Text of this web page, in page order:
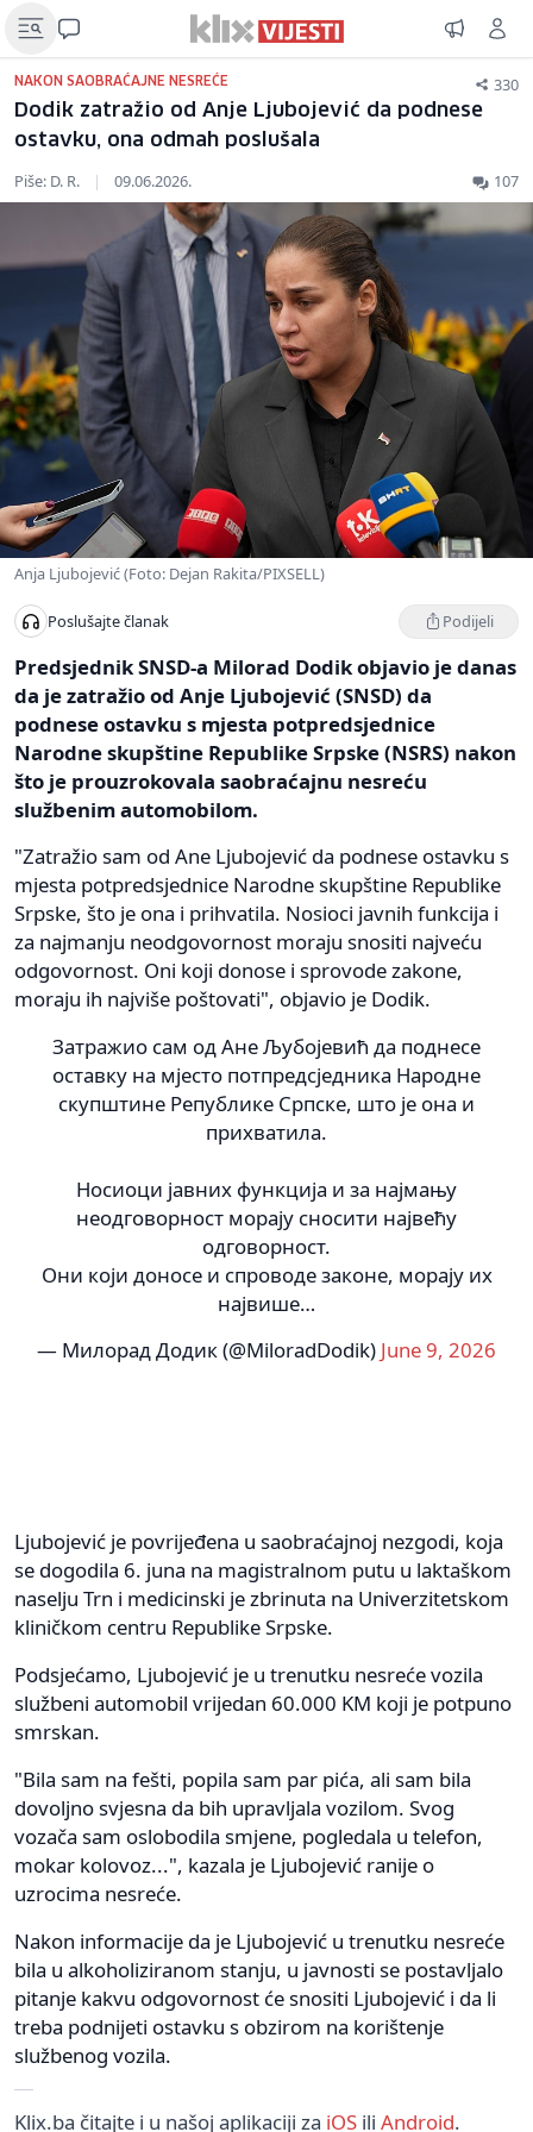
NAKON SAOBRAĆAJNE NESREĆE 330
Dodik zatražio od Anje Ljubojević da podnese
ostavku, ona odmah poslušala
Piše: D. R. | 09.06.2026. 107
Anja Ljubojević (Foto: Dejan Rakita/PIXSELL)
Poslušajte članak Podijeli
Predsjednik SNSD-a Milorad Dodik objavio je danas
da je zatražio od Anje Ljubojević (SNSD) da
podnese ostavku s mjesta potpredsjednice
Narodne skupštine Republike Srpske (NSRS) nakon
što je prouzrokovala saobraćajnu nesreću
službenim automobilom.
"Zatražio sam od Ane Ljubojević da podnese ostavku s
mjesta potpredsjednice Narodne skupštine Republike
Srpske, što je ona i prihvatila. Nosioci javnih funkcija i
za najmanju neodgovornost moraju snositi najveću
odgovornost. Oni koji donose i sprovode zakone,
moraju ih najviše poštovati", objavio je Dodik.
Затражио сам од Ане Љубојевић да поднесе
оставку на мјесто потпредсједника Народне
скупштине Републике Српске, што је она и
прихватила.
Носиоци јавних функција и за најмању
неодговорност морају сносити највећу
одговорност.
Они који доносе и спроводе законе, морају их
највише…
— Милорад Додик (@MiloradDodik) June 9, 2026
Ljubojević je povrijeđena u saobraćajnoj nezgodi, koja
se dogodila 6. juna na magistralnom putu u laktaškom
naselju Trn i medicinski je zbrinuta na Univerzitetskom
kliničkom centru Republike Srpske.
Podsjećamo, Ljubojević je u trenutku nesreće vozila
službeni automobil vrijedan 60.000 KM koji je potpuno
smrskan.
"Bila sam na fešti, popila sam par pića, ali sam bila
dovoljno svjesna da bih upravljala vozilom. Svog
vozača sam oslobodila smjene, pogledala u telefon,
mokar kolovoz...", kazala je Ljubojević ranije o
uzrocima nesreće.
Nakon informacije da je Ljubojević u trenutku nesreće
bila u alkoholiziranom stanju, u javnosti se postavljalo
pitanje kakvu odgovornost će snositi Ljubojević i da li
treba podnijeti ostavku s obzirom na korištenje
službenog vozila.
Klix.ba čitajte i u našoj aplikaciji za iOS ili Android.